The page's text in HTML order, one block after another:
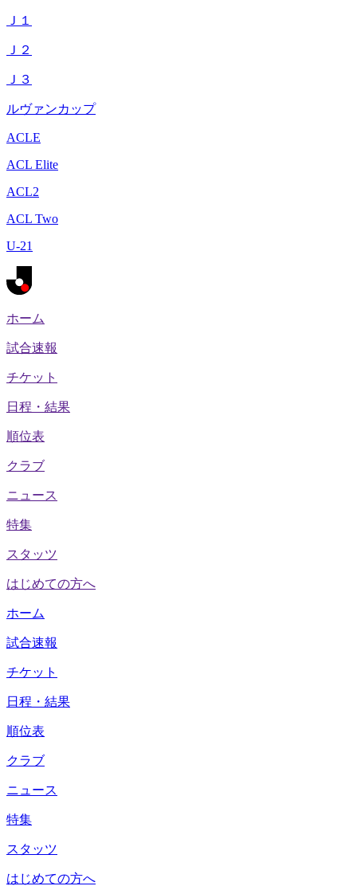
Ｊ１
Ｊ２
Ｊ３
ルヴァンカップ
ACLE
ACL Elite
ACL2
ACL Two
U-21
ホーム
試合速報
チケット
日程・結果
順位表
クラブ
ニュース
特集
スタッツ
はじめての方へ
ホーム
試合速報
チケット
日程・結果
順位表
クラブ
ニュース
特集
スタッツ
はじめての方へ